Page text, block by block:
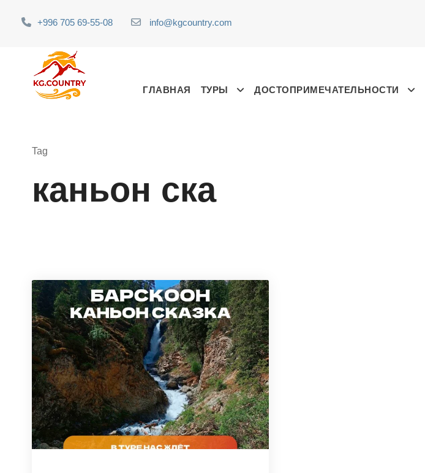
+996 705 69-55-08 info@kgcountry.com
ГЛАВНАЯ ТУРЫ ДОСТОПРИМЕЧАТЕЛЬНОСТИ
Tag
каньон ска